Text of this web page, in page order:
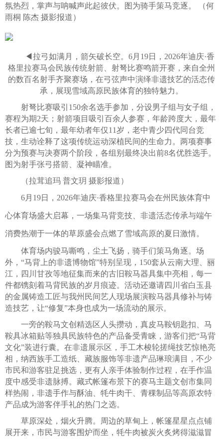
氛热烈，掌声与呐喊声此起彼伏。图为骑手策马竞逐。 （何
雨桐 陈杰 摄影报道）
◀拉弓如满月，箭矢破长空。6月19日，2026年迪庆·香
格里拉赛马会民族传统射箭、射弩比赛鸣箭开赛，来自全州
的数百名射手齐聚赛场，在弓弦声中演绎非遗技艺的活态传
承，展现雪域高原民族体育的独特魅力。
射弩比赛吸引150余名选手参加，分设男子组与女子组，
赛程为期2天；射箭项目吸引百余人参赛，年龄跨度大，最年
长者已逾七旬，最年幼者年仅11岁，老中青少四代同台竞
技，生动诠释了这项传统运动深植民间的生命力。两项赛事
分为预赛与决赛两个阶段，各组别最终决出前8名优胜选手。
图为射手张弓搭箭、凝神瞄准。
（拉茸追玛 普文玥 摄影报道）
6月19日，2026年迪庆·香格里拉赛马会在州民族体育中
心体育场盛大启幕，一场集马背竞技、非遗活态传承与端午
消费热潮于一体的草原盛会点燃了雪域高原的夏日激情。
体育场内骏马嘶鸣，尘土飞扬，骑手们策马角逐。场
外，“马背上的非遗博物馆”特别呈现，150套从云南大理、丽
江，四川甘孜等地征集而来的古旧鞍马器具集中亮相，每一
件都镌刻着马背民族的岁月痕迹。活动还邀请四川省白玉县
的金属铸造工匠与我州民间艺人现场展演鞍马器具修补与铸
造技艺，让“修复”本身也成为一场流动的展示。
一旁的鞍马文创精选区人头攒动，真皮马鞍钥匙扣、马
鞍具冰箱贴等独具民族特色的产品备受青睐，游客们把“马背
文化”装进行囊。在非遗展示区，手工木梭轮搓绳技艺惊艳亮
相，纳西族手工造纸、藏族服饰等非遗产品琳琅满目，不少
市民和游客驻足挑选，更有人亲手体验制作过程，在手作温
度中感受非遗脉搏。藏式帐篷布景下的赛马主题文创市集同
样热闹，非遗手作与酥油、牦牛肉干、青稞制品等高原农特
产品成为游客伴手礼的热门之选。
草原深处，烟火升腾。周边的草甸上，帐篷星星点点铺
展开来，市民与游客围炉而坐，牦牛肉被炭火炙烤得滋滋冒